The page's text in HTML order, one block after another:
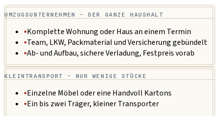
UMZUGSUNTERNEHMEN - DER GANZE HAUSHALT
▪Komplette Wohnung oder Haus an einem Termin
▪Team, LKW, Packmaterial und Versicherung gebündelt
▪Ab- und Aufbau, sichere Verladung, Festpreis vorab
KLEINTRANSPORT - NUR WENIGE STÜCKE
▪Einzelne Möbel oder eine Handvoll Kartons
▪Ein bis zwei Träger, kleiner Transporter